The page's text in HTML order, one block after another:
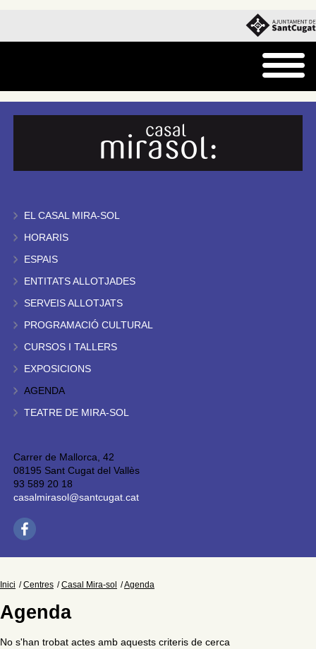
EL CASAL MIRA-SOL
HORARIS
ESPAIS
ENTITATS ALLOTJADES
SERVEIS ALLOTJATS
PROGRAMACIÓ CULTURAL
CURSOS I TALLERS
EXPOSICIONS
AGENDA
TEATRE DE MIRA-SOL
Carrer de Mallorca, 42
08195 Sant Cugat del Vallès
93 589 20 18
casalmirasol@santcugat.cat
Inici Centres Casal Mira-sol Agenda
Agenda
No s'han trobat actes amb aquests criteris de cerca